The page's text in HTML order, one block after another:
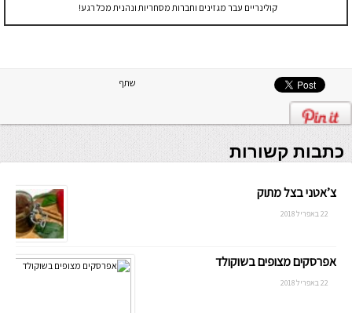
קולינריים עבר מגזינים וחברות מסחריות ונהנית מכל רגע!
שתף
כתבות קשורות
צ’אטני בצל מתוק
22 באפריל 2018
אפרסקים מצופים בשוקולד
22 באפריל 2018